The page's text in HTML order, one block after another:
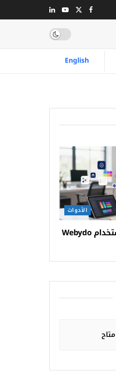
English
الأدوات
إنشاء موقع إلكتروني باستخدام Webydo